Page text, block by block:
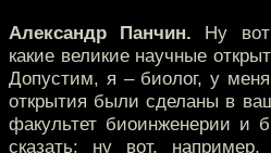
Александр Панчин. Ну
какие великие научные
Допустим, я – биолог, у меня
открытия были сделаны в
факультет биоинженерии и
сказать: ну вот,